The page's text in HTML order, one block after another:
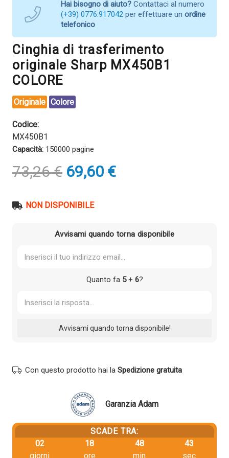
Hai bisogno di aiuto? Contattaci al numero
(+39) 0776.917042 per effettuare un ordine
telefonico
Cinghia di trasferimento
originale Sharp MX450B1
COLORE
Originale Colore
Codice:
MX450B1
Capacità: 150000 pagine
73,26€ Il
prezzo
era:
69,60 €Il
prezzo
NON DISPONIBILE
Avvisami quando torna disponibile
Quanto fa 5+ 6?
Con questo prodotto hai la Spedizione gratuita
Garanzia Adam
SCADE TRA:
02
giorni
18
ore
48
min
43
sec